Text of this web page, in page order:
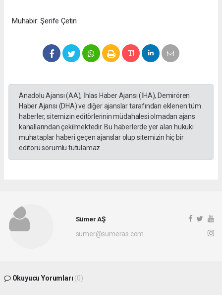
Muhabir: Şerife Çetin
Anadolu Ajansı (AA), İhlas Haber Ajansı (İHA), Demirören
Haber Ajansı (DHA) ve diğer ajanslar tarafından eklenen tüm
haberler, sitemizin editörlerinin müdahalesi olmadan ajans
kanallarından çekilmektedir. Bu haberlerde yer alan hukuki
muhataplar haberi geçen ajanslar olup sitemizin hiç bir
editörü sorumlu tutulamaz...
Sümer AŞ
sumer@sumeras.com
Okuyucu Yorumları (0)